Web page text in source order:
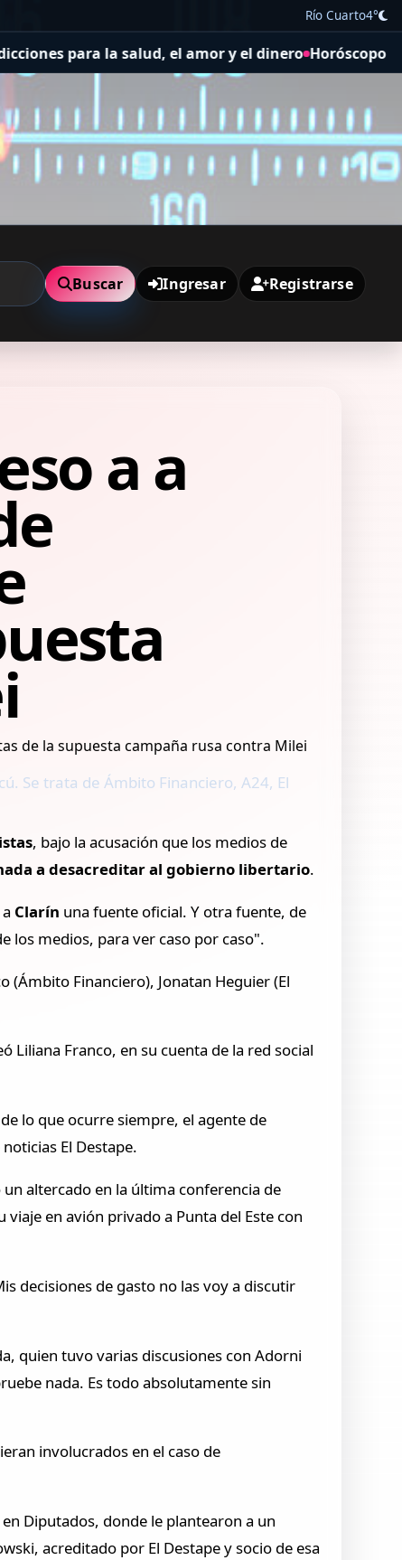
Río Cuarto4°
el amor y el dinero Horóscopo Acuario de hoy, 07 de
Buscar Ingresar Registrarse
a a
Se trata de Ámbito Financiero, A24, El
, bajo la acusación que los medios de
a desacreditar al gobierno libertario.
Clarín una fuente oficial. Y otra fuente, de
los medios, para ver caso por caso".
(Ámbito Financiero), Jonatan Heguier (El
Liliana Franco, en su cuenta de la red social
lo que ocurre siempre, el agente de
El Destape.
altercado en la última conferencia de
en avión privado a Punta del Este con
decisiones de gasto no las voy a discutir
quien tuvo varias discusiones con Adorni
nada. Es todo absolutamente sin
involucrados en el caso de
Diputados, donde le plantearon a un
acreditado por El Destape y socio de esa